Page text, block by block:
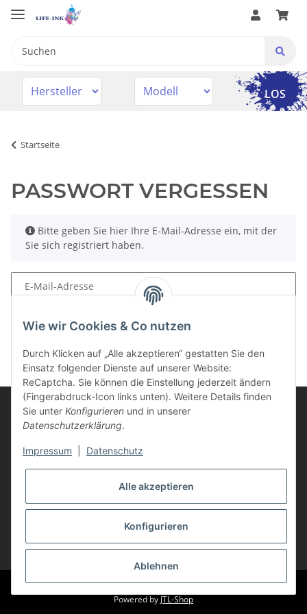
LOS
Startseite
PASSWORT VERGESSEN
x
Bitte geben Sie hier Ihre E-Mail-Adresse ein, mit der
Sie sich registriert haben.
E-Mail-Adresse
Kunden Service
* Alle Preise inkl. gesetzlicher USt., zzgl.Versand
© Life-Ink
Powered by JTL-Shop
Wie wir Cookies & Co nutzen
Durch Klicken auf „Alle akzeptieren“ gestatten Sie den
Einsatz folgender Dienste auf unserer Website:
ReCaptcha. Sie können die Einstellung jederzeit ändern
(Fingerabdruck-Icon links unten). Weitere Details finden
Sie unter Konfigurieren und in unserer
Datenschutzerklärung.
Impressum Datenschutz
Alle akzeptieren
Konfigurieren
Ablehnen